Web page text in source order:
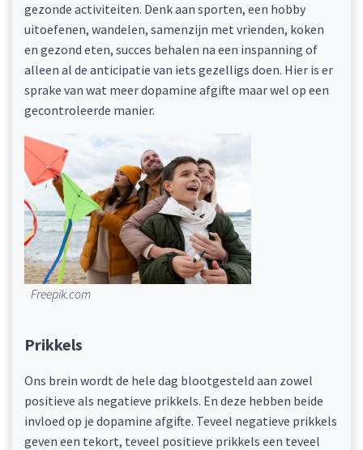
gezonde activiteiten. Denk aan sporten, een hobby
uitoefenen, wandelen, samenzijn met vrienden, koken
en gezond eten, succes behalen na een inspanning of
alleen al de anticipatie van iets gezelligs doen. Hier is er
sprake van wat meer dopamine afgifte maar wel op een
gecontroleerde manier.
Freepik.com
Prikkels
Ons brein wordt de hele dag blootgesteld aan zowel
positieve als negatieve prikkels. En deze hebben beide
invloed op je dopamine afgifte. Teveel negatieve prikkels
geven een tekort, teveel positieve prikkels een teveel